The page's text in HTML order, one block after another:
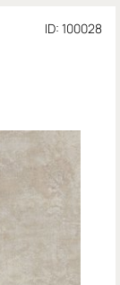
ID: 100028